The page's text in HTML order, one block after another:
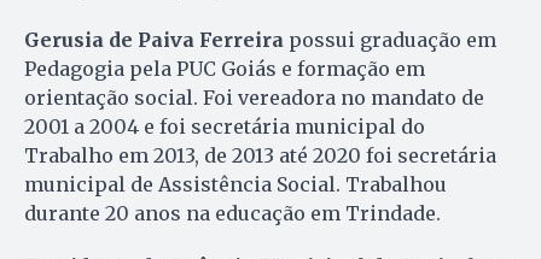
Gerusia de Paiva Ferreira possui graduação em
Pedagogia pela PUC Goiás e formação em
orientação social. Foi vereadora no mandato de
2001 a 2004 e foi secretária municipal do
Trabalho em 2013, de 2013 até 2020 foi secretária
municipal de Assistência Social. Trabalhou
durante 20 anos na educação em Trindade.